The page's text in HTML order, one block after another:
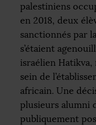
palestiniens
en 2018, deux
sanctionnés par
s’étaient
israélien
sein de
africain. Une
plusieurs alumni
publiquement